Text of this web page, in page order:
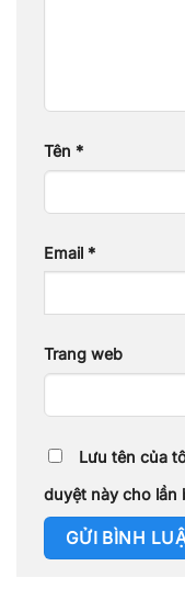
Tên *
Email *
Trang web
Lưu tên của
duyệt này cho lần